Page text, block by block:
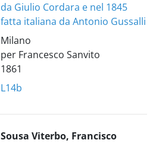
da Giulio Cordara e nel 1845
fatta italiana da Antonio Gussalli
Milano
per Francesco Sanvito
1861
L14b
Sousa Viterbo, Francisco